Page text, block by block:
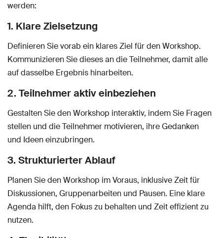
werden:
1. Klare Zielsetzung
Definieren Sie vorab ein klares Ziel für den Workshop.
Kommunizieren Sie dieses an die Teilnehmer, damit alle
auf dasselbe Ergebnis hinarbeiten.
2. Teilnehmer aktiv einbeziehen
Gestalten Sie den Workshop interaktiv, indem Sie Fragen
stellen und die Teilnehmer motivieren, ihre Gedanken
und Ideen einzubringen.
3. Strukturierter Ablauf
Planen Sie den Workshop im Voraus, inklusive Zeit für
Diskussionen, Gruppenarbeiten und Pausen. Eine klare
Agenda hilft, den Fokus zu behalten und Zeit effizient zu
nutzen.